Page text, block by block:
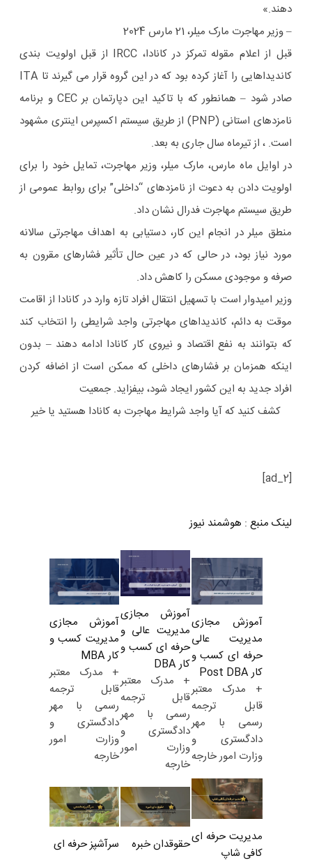
دهند.»
– وزیر مهاجرت مارک میلر، 21 مارس 2024
قبل از اعلام مقوله تمرکز در کانادا، IRCC از قبل اولویت بندی
کاندیداهایی را آغاز کرده بود که در این گروه قرار می گیرند تا ITA
صادر شود – همانطور که با تاکید این دپارتمان بر CEC و برنامه
نامزدهای استانی (PNP) از طریق سیستم اکسپرس اینتری مشهود
است. ، از تیرماه سال جاری به بعد.
در اوایل ماه مارس، مارک میلر، وزیر مهاجرت، تمایل خود را برای
اولویت دادن به دعوت از نامزدهای “داخلی” برای روابط عمومی از
طریق سیستم مهاجرت فدرال نشان داد.
منطق میلر در انجام این کار، دستیابی به اهداف مهاجرتی سالانه
مورد نیاز بود، در حالی که در عین حال تأثیر فشارهای مقرون به
صرفه و موجودی مسکن را کاهش داد.
وزیر امیدوار است با تسهیل انتقال افراد تازه وارد در کانادا از اقامت
موقت به دائم، کاندیداهای مهاجرتی واجد شرایطی را انتخاب کند
که بتوانند به نفع اقتصاد و نیروی کار کانادا ادامه دهند – بدون
اینکه همزمان بر فشارهای داخلی که ممکن است از اضافه کردن
افراد جدید به این کشور ایجاد شود، بیفزاید. جمعیت
کشف کنید که آیا واجد شرایط مهاجرت به کانادا هستید یا خیر
[ad_2]
لینک منبع : هوشمند نیوز
آموزش مجازی
مدیریت عالی
حرفه ای کسب و
کار Post DBA
+ مدرک معتبر
قابل ترجمه
رسمی با مهر
دادگستری و
وزارت امور خارجه
آموزش مجازی
مدیریت عالی و
حرفه ای کسب و
کار DBA
+ مدرک معتبر
قابل ترجمه
رسمی با مهر
دادگستری و
وزارت امور
خارجه
آموزش مجازی
مدیریت کسب و
کار MBA
+ مدرک معتبر
قابل ترجمه
رسمی با مهر
دادگستری و
وزارت امور
خارجه
مدیریت حرفه ای
کافی شاپ
حقوقدان خبره سرآشپز حرفه ای